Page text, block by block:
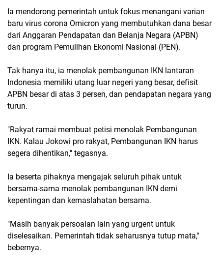
Ia mendorong pemerintah untuk fokus menangani varian
baru virus corona Omicron yang membutuhkan dana besar
dari Anggaran Pendapatan dan Belanja Negara (APBN)
dan program Pemulihan Ekonomi Nasional (PEN).
Tak hanya itu, ia menolak pembangunan IKN lantaran
Indonesia memiliki utang luar negeri yang besar, defisit
APBN besar di atas 3 persen, dan pendapatan negara yang
turun.
"Rakyat ramai membuat petisi menolak Pembangunan
IKN. Kalau Jokowi pro rakyat, Pembangunan IKN harus
segera dihentikan," tegasnya.
Ia beserta pihaknya mengajak seluruh pihak untuk
bersama-sama menolak pembangunan IKN demi
kepentingan dan kemaslahatan bersama.
"Masih banyak persoalan lain yang urgent untuk
diselesaikan. Pemerintah tidak seharusnya tutup mata,"
bebernya.